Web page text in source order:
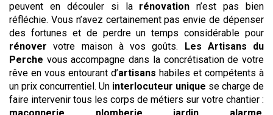
peuvent en découler si la rénovation n’est pas bien
réfléchie. Vous n’avez certainement pas envie de dépenser
des fortunes et de perdre un temps considérable pour
rénovervotre maison à vos goûts.
Les Artisans du
Perche vous accompagne dans la concrétisation de votre
rêve en vous entourant d’artisans habiles et compétents à
un prix concurrentiel. Un interlocuteur unique se charge de
faire intervenir tous les corps de métiers sur votre chantier :